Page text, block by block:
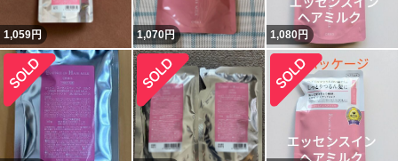
1,059円 1,070円 1,080円